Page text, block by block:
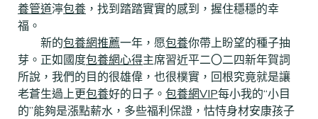
養管道濘包養 ，找到踏踏實實的感到，握住穩穩的幸
福。
新的包養網推薦一年，愿包養你帶上盼望的種子抽
芽。正如國度包養網心得主席習近平二〇二四新年賀詞
所說，我們的目的很雄偉，也很樸實，回根究竟就是讓
老蒼生過上更包養好的日子。 包養網VIP每小我的“小目
的”能夠是漲點薪水，多些福利保證，怙恃身材安康孩子